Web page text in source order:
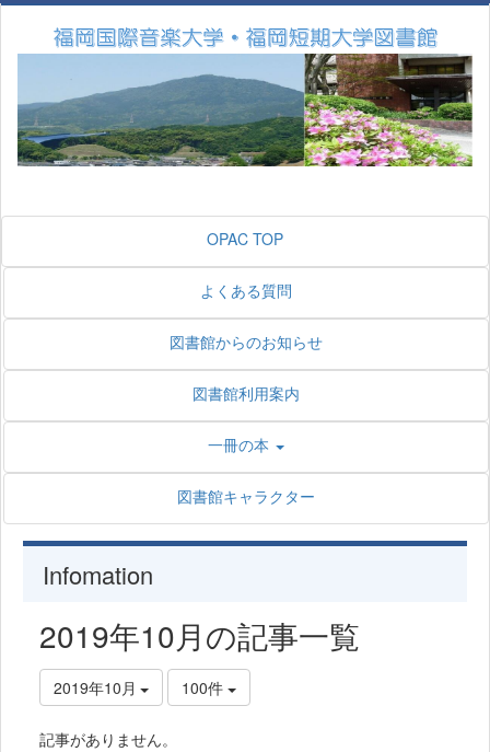
OPAC TOP
よくある質問
図書館からのお知らせ
図書館利用案内
一冊の本
図書館キャラクター
Infomation
2019年10月の記事一覧
2019年10月 100件
記事がありません。